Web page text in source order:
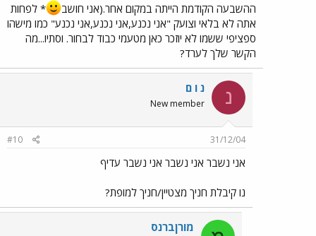
ההשבעה הקודמת הייתה במקום אחר.(אני חושב
* לפחות
אתה לא בלאי וצועק "אני נכנע,אני נכנע,אני נכנע" כמו מישהו
ספציפי ששמו לא יוזכר כאן מטעמי כבוד לבחור. וסתיו...מה
הקשר שלך לערד?
נ נ ו ם
New member
31/12/04
#10
אני נשבר אני נשבר אני נשבר עדיף
נו קיבלת חניך מצטיין/חניך למופת?
מורןברנס